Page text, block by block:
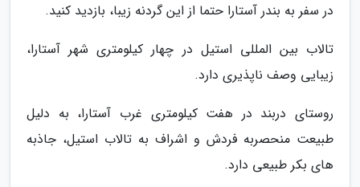
در سفر به بندر آستارا حتما از این گردنه زیبا، بازدید کنید.
تالاب بین المللی استیل در چهار کیلومتری شهر آستارا،
زیبایی وصف ناپذیری دارد.
روستای دربند در هفت کیلومتری غرب آستارا، به دلیل
طبیعت منحصربه فردش و اشراف به تالاب استیل، جاذبه
های بکر طبیعی دارد.